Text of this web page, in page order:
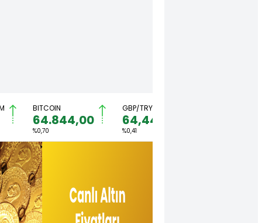
BITCOIN
64.844,00
%0,70
GBP/TRY
64,4492
%0,41